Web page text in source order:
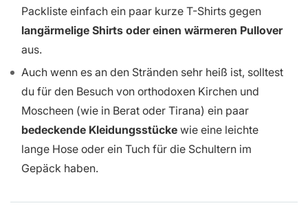
Packliste einfach ein paar kurze T-Shirts gegen
langärmelige Shirts oder einen wärmeren Pullover
aus.
Auch wenn es an den Stränden sehr heiß ist, solltest
du für den Besuch von orthodoxen Kirchen und
Moscheen (wie in Berat oder Tirana) ein paar
bedeckende Kleidungsstücke wie eine leichte
lange Hose oder ein Tuch für die Schultern im
Gepäck haben.